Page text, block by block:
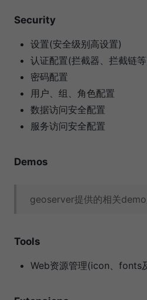
Security
设置(安全级别高设置)
认证配置(拦截器、拦截链
密码配置
用户、组、角色配置
数据访问安全配置
服务访问安全配置
Demos
geoserver提供的相关
Tools
Web资源管理(icon、fonts